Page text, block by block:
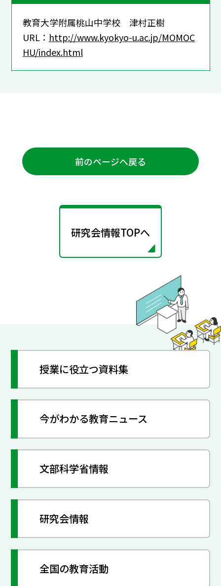
教育大学附属桃山中学校 津村正樹
URL： http://www.kyokyo-u.ac.jp/MOMOC
HU/index.html
前のページへ戻る
研究会情報TOPへ
授業に役立つ資料集
今がわかる教育ニュース
文部科学省情報
研究会情報
全国の教育活動